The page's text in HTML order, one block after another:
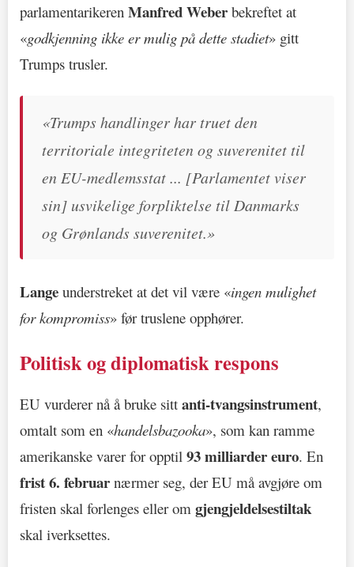
parlamentarikeren Manfred Weber bekreftet at
«godkjenning ikke er mulig på dette stadiet» gitt
Trumps trusler.
«Trumps handlinger har truet den
territoriale integriteten og suverenitet til
en EU-medlemsstat ... [Parlamentet viser
sin] usvikelige forpliktelse til Danmarks
og Grønlands suverenitet.»
Lange understreket at det vil være «ingen mulighet
for kompromiss» før truslene opphører.
Politisk og diplomatisk respons
EU vurderer nå å bruke sitt anti-tvangsinstrument,
omtalt som en «handelsbazooka», som kan ramme
amerikanske varer for opptil 93 milliarder euro. En
frist 6. februar nærmer seg, der EU må avgjøre om
fristen skal forlenges eller om gjengjeldelsestiltak
skal iverksettes.